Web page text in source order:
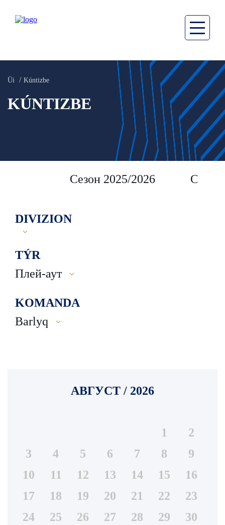
Üi Kúntizbe
KÚNTIZBE
Сезон 2025/2026 Сезон
DIVIZION
TÝR
Плей-аут
KOMANDA
Barlyq
АВГУСТ / 2026
1
2
3
4 5 6 7 8
9
10
11 12 13 14 15
16
17
18 19 20 21 22
23
24
25 26 27 28 29
30